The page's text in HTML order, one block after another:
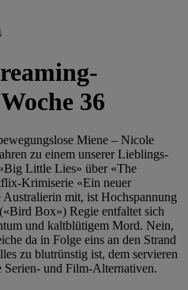
36
Miene – Nicole
zu einem unserer Lieblings-
Little Lies» über «The
Krimiserie «Ein neuer
mit, ist Hochspannung
Box») Regie entfaltet sich
und kaltblütigem Mord. Nein,
da in Folge eins an den Strand
zu blutrünstig ist, dem servieren
und Film-Alternativen.